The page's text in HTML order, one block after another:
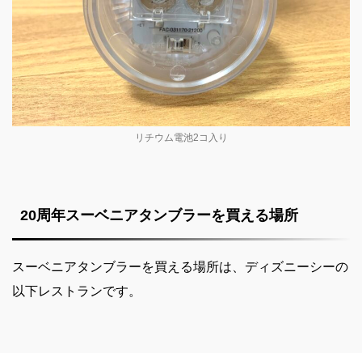
リチウム電池2コ入り
20周年スーベニアタンブラーを買える場所
スーベニアタンブラーを買える場所は、ディズニーシーの
以下レストランです。